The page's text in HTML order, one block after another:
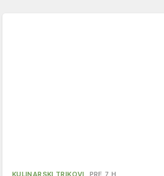
KULINARSKI TRIKOVI PRE 7 H